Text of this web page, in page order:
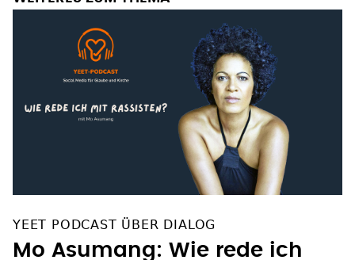
YEET PODCAST ÜBER DIALOG
Mo Asumang: Wie rede ich